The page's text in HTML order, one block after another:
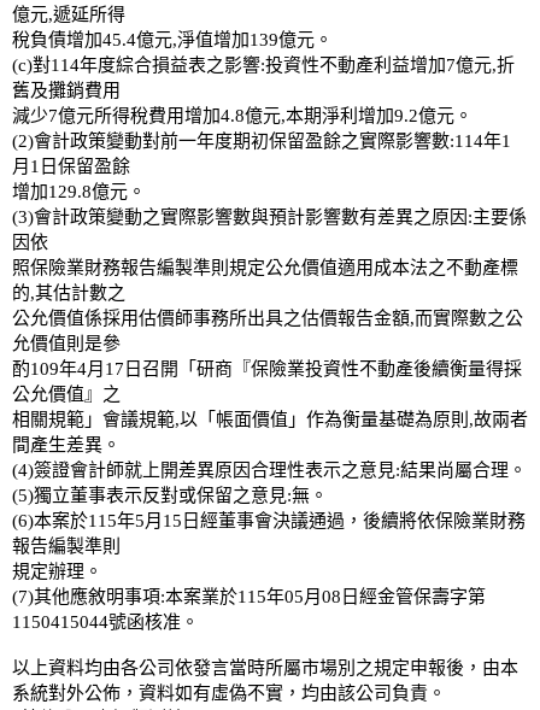
億元,遞延所得
稅負債增加45.4億元,淨值增加139億元。
(c)對114年度綜合損益表之影響:投資性不動產利益增加7億元,折
舊及攤銷費用
減少7億元所得稅費用增加4.8億元,本期淨利增加9.2億元。
(2)會計政策變動對前一年度期初保留盈餘之實際影響數:114年1
月1日保留盈餘
增加129.8億元。
(3)會計政策變動之實際影響數與預計影響數有差異之原因:主要係
因依
照保險業財務報告編製準則規定公允價值適用成本法之不動產標
的,其估計數之
公允價值係採用估價師事務所出具之估價報告金額,而實際數之公
允價值則是參
酌109年4月17日召開「研商『保險業投資性不動產後續衡量得採
公允價值』之
相關規範」會議規範,以「帳面價值」作為衡量基礎為原則,故兩者
間產生差異。
(4)簽證會計師就上開差異原因合理性表示之意見:結果尚屬合理。
(5)獨立董事表示反對或保留之意見:無。
(6)本案於115年5月15日經董事會決議通過，後續將依保險業財務
報告編製準則
規定辦理。
(7)其他應敘明事項:本案業於115年05月08日經金管保壽字第
1150415044號函核准。
以上資料均由各公司依發言當時所屬市場別之規定申報後，由本
系統對外公佈，資料如有虛偽不實，均由該公司負責。